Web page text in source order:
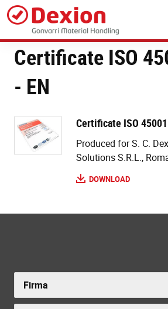
Skip
main
content
Certificate ISO
- EN
Certificate ISO
Produced for S. C.
Solutions S.R.L.,
DOWNLOAD
Firma